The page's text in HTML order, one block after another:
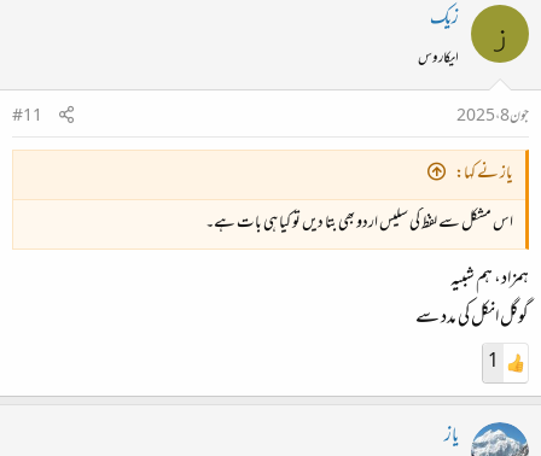
ز زیک
ایکاروس
جون 8، 2025
#11
یاز نے کہا:
اس مشکل سے لفظ کی سلیس اردو بھی بتا دیں تو کیا ہی بات ہے۔
ہمزاد، ہم شبیہ
گوگل انکل کی مدد سے
1
یاز